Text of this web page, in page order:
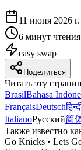
11 июня 2026 г.
6 минут чтения
easy swap
Поделиться
Читать эту
BrasilBahasa
FrançaisDeutsch
ItalianoРусский简
Также известно
Go Knicks • Lets